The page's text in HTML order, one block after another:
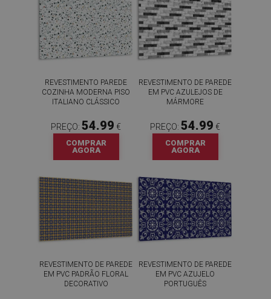
REVESTIMENTO PAREDE
COZINHA MODERNA PISO
ITALIANO CLÁSSICO
PREÇO: 54.99 €
COMPRAR
AGORA
REVESTIMENTO DE PAREDE
EM PVC AZULEJOS DE
MÁRMORE
PREÇO: 54.99 €
COMPRAR
AGORA
REVESTIMENTO DE PAREDE
EM PVC PADRÃO FLORAL
DECORATIVO
REVESTIMENTO DE PAREDE
EM PVC AZUJELO
PORTUGUÊS